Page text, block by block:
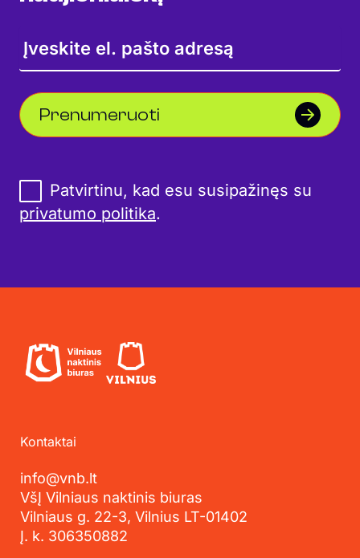
Prenumeruoti
Patvirtinu, kad esu susipažinęs su
privatumo politika.
Kontaktai
info@vnb.lt
VšĮ Vilniaus naktinis biuras
Vilniaus g. 22-3, Vilnius LT-01402
Į. k. 306350882